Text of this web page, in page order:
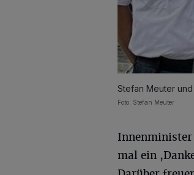
Stefan Meuter und
Foto: Stefan Meuter
Innenminister
mal ein